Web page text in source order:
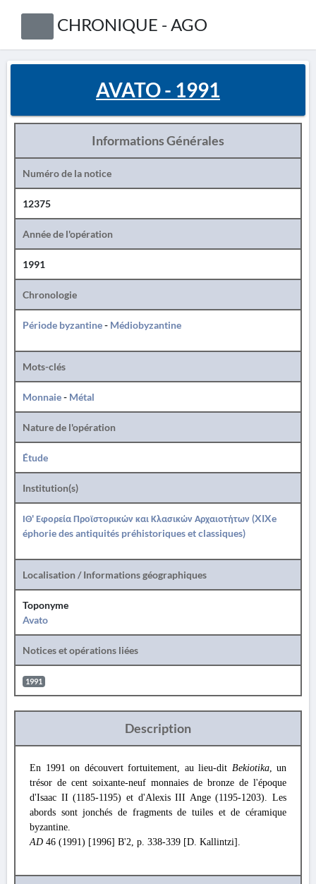
CHRONIQUE - AGO
AVATO - 1991
Informations Générales
Numéro de la notice
12375
Année de l'opération
1991
Chronologie
Période byzantine- Médiobyzantine
Mots-clés
Monnaie- Métal
Nature de l'opération
Étude
Institution(s)
ΙΘ' Εφορεία Προϊστορικών και Κλασικών Αρχαιοτήτων (XIXe
éphorie des antiquités préhistoriques et classiques)
Localisation / Informations géographiques
Toponyme
Avato
Notices et opérations liées
1991
Description
En 1991 on découvert fortuitement, au lieu-dit Bekiotika, un
trésor de cent soixante-neuf monnaies de bronze de l'époque
d'Isaac II (1185-1195) et d'Alexis III Ange (1195-1203). Les
abords sont jonchés de fragments de tuiles et de céramique
byzantine.
AD 46 (1991) [1996] B'2, p. 338-339 [D. Kallintzi].